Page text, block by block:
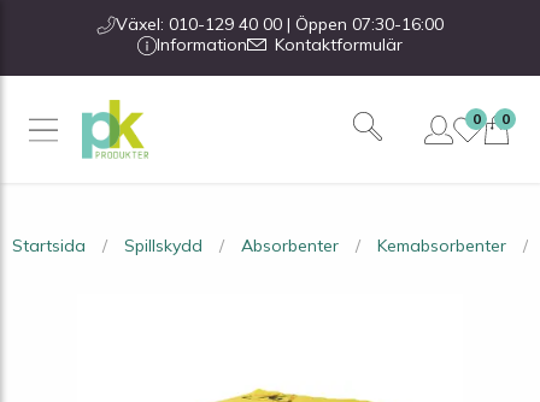
Växel: 010-129 40 00 | Öppen 07:30-16:00
Information
Kontaktformulär
0
0
Startsida Spillskydd Absorbenter Kemabsorbenter